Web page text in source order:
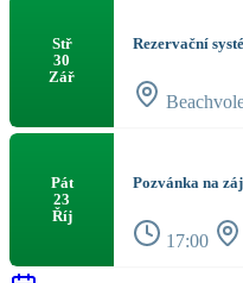
Stř
30
Zář
Rezervační
Pát
23
Říj
Pozvánka na
17:00